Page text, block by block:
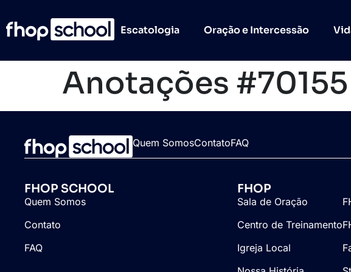
Escatologia Oração e Intercessão
Anotações #70155
Quem SomosContatoFAQ
FHOP SCHOOL
Quem Somos
Contato
FAQ
FHOP
Sala de Oração
Centro de Treinamento
Igreja Local